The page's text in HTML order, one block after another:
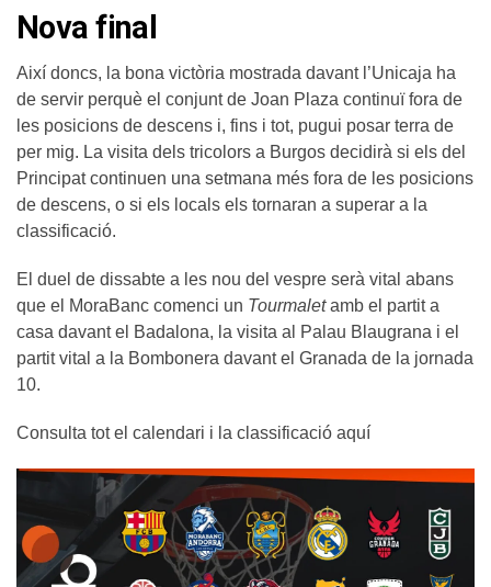
Nova final
Així doncs, la bona victòria mostrada davant l’Unicaja ha
de servir perquè el conjunt de Joan Plaza continuï fora de
les posicions de descens i, fins i tot, pugui posar terra de
per mig. La visita dels tricolors a Burgos decidirà si els del
Principat continuen una setmana més fora de les posicions
de descens, o si els locals els tornaran a superar a la
classificació.
El duel de dissabte a les nou del vespre serà vital abans
que el MoraBanc comenci un Tourmaletamb el partit a
casa davant el Badalona, la visita al Palau Blaugrana i el
partit vital a la Bombonera davant el Granada de la jornada
10.
Consulta tot el calendari i la classificació aquí